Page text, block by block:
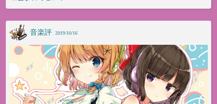
音楽評 2019/10/16